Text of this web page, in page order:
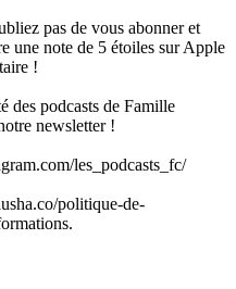
pas de vous abonner et
une note de 5 étoiles sur Apple
!
des podcasts de Famille
newsletter !
les_podcasts_fc/
politique-de-